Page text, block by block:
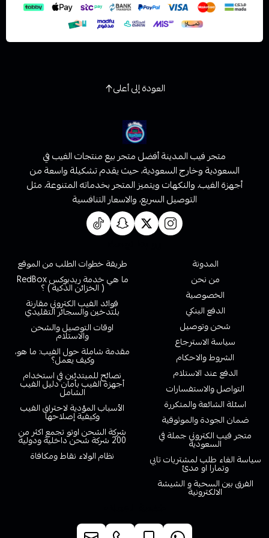
العودة إلى أعلى
متجر فيب المدينة أفضل متجر بيع منتجات الفيب في
السعودية وخارج السعودية، حيث يقدم تشكيلة واسعة من
أجهزة الفيب، والنكهات ويتميز المتجر بخدماته المتنوعة، مثل
التوصيل السريع، والاسعار التنافسية
المدونة
من نحن
الخصوصية
الدفع البنكي
شحن وتوصيل
سياسة الاسترجاع
الشروط والاحكام
الدفع عند الاستلام
التواصل والاستفسارات
اسئلة الشائعة والمتكررة
ضمان الجودة والموثوقية
متجر فيب الكتروني جملة في
السعودية
سياسة الغاء طلب لمشتريات تابي
وتمارا او مدئ
الفرق بين السحبة و الشيشة
الالكترونية
طريقة خطوات الطلب من الموقع
ما هي خدمة ريدبوكس RedBox
( الخزائن الذكية ) ؟
فوائد الفيب الكتروني مقارنة
بلتدخين والسجائر التقليدي
اوقات التوصيل والشحن
والاستلام
مقدمة شاملة حول الفيب: ما هو،
وكيف يعمل؟
نصائح للمبتدئين في استخدام
أجهزة الفيب بأمان دليل الفيب
الشامل
الأسباب المؤدية لاحتراق الفيب
وكيفية إصلاحها
شركة الشحن اوتو تجمع اكثر من
200 شركة شحن داخلية ودولية
نظام الولاء نقاط ومكافاة